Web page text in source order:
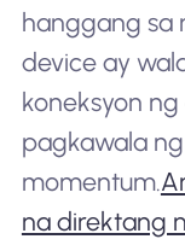
hanggang sa
device ay
koneksyon
pagkawala
momentum.
na direktang